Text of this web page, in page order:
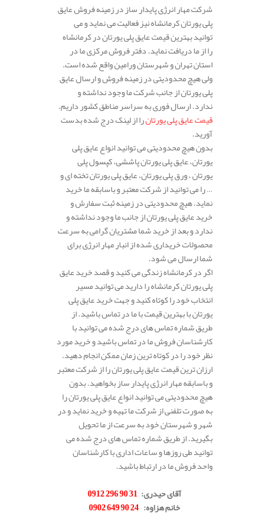
شرکت مهار انرژی پایدار ساز در زمینه فروش عایق
پلی یورتان کرمانشاه نیز فعالیت می نماید و می
توانید بهترین قیمت عایق پلی یورتان در کرمانشاه
را از ما دریافت نماید. دفتر فروش مرکزی ما در
استان تهران و شهرستان ورامین واقع شده است.
ولی هیچ محدودیتی در زمینه فروش و ارسال عایق
پلی یورتان از جانب شرکت ما وجود نداشته و
ندارد. ارسال فوری به سراسر مناطق کشور داریم.
قیمت عایق پلی یورتانرا از لینک درج شده بدست
آورید.
بدون هیچ محدودیتی می توانید انواع عایق پلی
یورتان، عایق پلی یورتان پاششی، کپسول پلی
یورتان ، ورق پلی یورتان، عایق پلی یورتان تخته ای و
… را می توانید از شرکت معتبر و باسابقه ما خرید
نماید. هیچ محدودیتی در زمینه ثبت سفارش و
خرید عایق پلی یورتان از جانب ما وجود نداشته و
ندارد و بعد از خرید شما مشتریان گرامی به سرعت
محصولات خریداری شده از انبار مهار انرژی برای
شما ارسال می شود.
اگر در کرمانشاه زندگی می کنید و قصد خرید عایق
پلی یورتان کرمانشاه را دارید می توانید مسیر
انتخاب خود را کوتاه کنید و جهت خرید عایق پلی
یورتان با بهترین قیمت با ما در تماس باشید. از
طریق شماره تماس های درج شده می توانید با
کارشناسان فروش ما در تماس باشید و خرید مورد
نظر خود را در کوتاه ترین زمان ممکن انجام دهید.
ارزان ترین قیمت عایق پلی یورتان را از شرکت معتبر
و باسابقه مهار انرژی پایدار ساز بخواهید. بدون
هیچ محدودیتی می توانید انواع عایق پلی یورتان را
به صورت تلفنی از شرکت ما تهیه و خرید نماید و در
شهر و شهرستان خود به سرعت از ما تحویل
بگیرید. از طریق شماره تماس های درج شده می
توانید طی روزها و ساعات اداری با کارشناسان
واحد فروش ما در ارتباط باشید.
آقای حیدری:
31 90 296 0912
خانم هزاوه:
24 90 649 0902